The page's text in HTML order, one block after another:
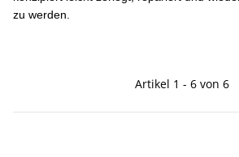
zu werden.
Artikel 1 - 6 von 6